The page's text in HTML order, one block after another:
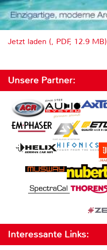
Jetzt laden (, PDF, 12.9 MB)
Unsere Partner:
Interessante Links: